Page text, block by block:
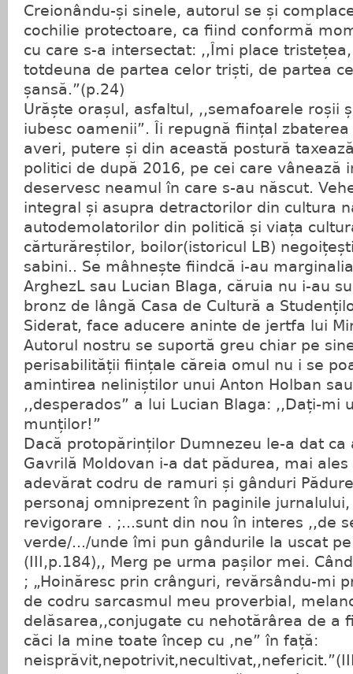
Creionându-și sinele, autorul se și
cochilie protectoare, ca fiind conformă
cu care s-a intersectat: ,,Îmi place
totdeuna de partea celor triști, de partea
șansă.”(p.24)
Urăște orașul, asfaltul, ,,semafoarele roșii
iubesc oamenii”. Îi repugnă ființal
averi, putere și din această postură
politici de după 2016, pe cei care vânează
deservesc neamul în care s-au născut.
integral și asupra detractorilor din cultura
autodemolatorilor din politică și viața
cărturăreștilor, boilor(istoricul LB)
sabini.. Se mâhnește fiindcă i-au
ArghezL sau Lucian Blaga, căruia nu i-au
bronz de lângă Casa de Cultură a
Siderat, face aducere aninte de jertfa lui
Autorul nostru se suportă greu chiar pe
perisabilității ființale căreia omul nu i se
amintirea neliniștilor unui Anton Holban
,,desperados” a lui Lucian Blaga: ,,Dați-mi
munților!”
Dacă protopărinților Dumnezeu le-a dat
Gavrilă Moldovan i-a dat pădurea, mai ales
adevărat codru de ramuri și gânduri
personaj omniprezent în paginile
revigorare . ;...sunt din nou în interes ,,de
verde/.../unde îmi pun gândurile la uscat
(III,p.184),, Merg pe urma pașilor mei.
; „Hoinăresc prin crânguri, revărsându-mi
de codru sarcasmul meu proverbial,
delăsarea,,conjugate cu nehotărârea de a
căci la mine toate încep cu ,ne” în față: